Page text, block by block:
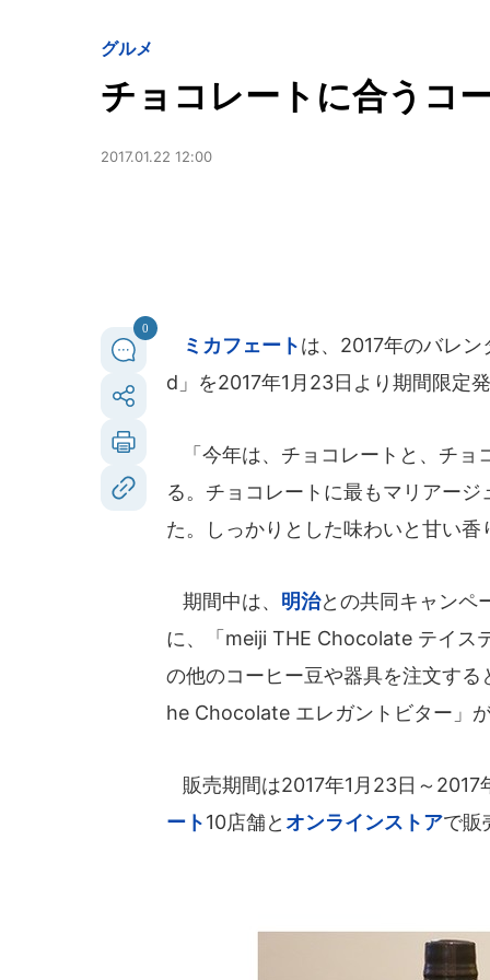
グルメ
チョコレートに合うコ
2017.01.22 12:00
0
ミカフェートは、2017年のバレ
d」を2017年1月23日より期間限定
「今年は、チョコレートと、チョ
る。チョコレートに最もマリアー
た。しっかりとした味わいと甘い
期間中は、 明治との共同キャンペ
に、「meiji THE Chocolate テイス
の他のコーヒー豆や器具を注文す
he Chocolate エレガントビター」
販売期間は2017年1月23日～
ート10店舗と オンラインストアで販